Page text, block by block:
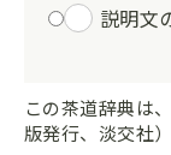
説明文
この茶道辞典は
版発行、淡交社